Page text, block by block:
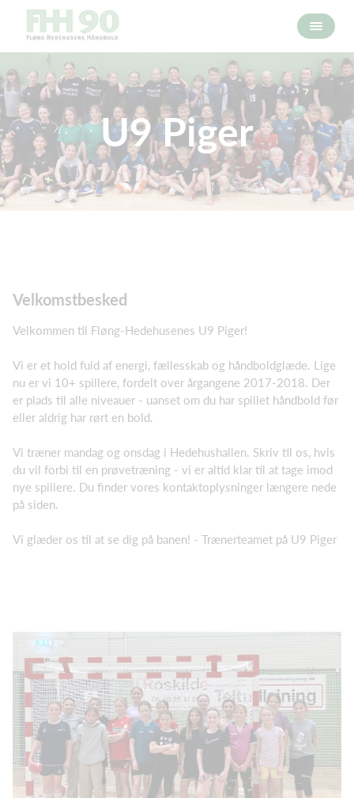
U9 Piger
Velkomstbesked
Velkommen til Fløng-Hedehusenes U9 Piger!
Vi er et hold fuld af energi, fællesskab og håndboldglæde. Lige
nu er vi 10+ spillere, fordelt over årgangene 2017-2018. Der
er plads til alle niveauer - uanset om du har spillet håndbold før
eller aldrig har rørt en bold.
Vi træner mandag og onsdag i Hedehushallen. Skriv til os, hvis
du vil forbi til en prøvetræning - vi er altid klar til at tage imod
nye spillere. Du finder vores kontaktoplysninger længere nede
på siden.
Vi glæder os til at se dig på banen! - Trænerteamet på U9 Piger